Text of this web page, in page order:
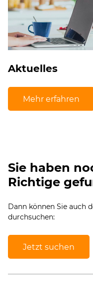
Aktuelles
Mehr erfahren
Sie haben
Richtige
Dann können Sie auch
durchsuchen:
Jetzt suchen